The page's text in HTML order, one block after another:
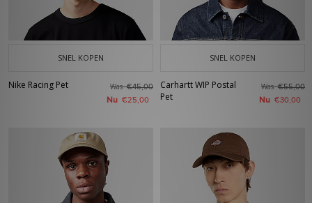
SNEL KOPEN
Nike Racing Pet Was€45,00
Nu €25,00
SNEL KOPEN
Carhartt WIP Postal
Pet
Was€55,00
Nu €30,00